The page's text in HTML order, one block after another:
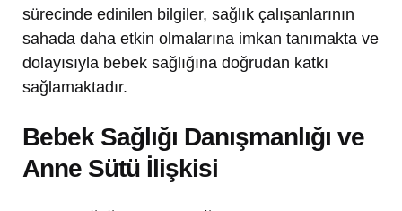
sürecinde edinilen bilgiler, sağlık çalışanlarının
sahada daha etkin olmalarına imkan tanımakta ve
dolayısıyla bebek sağlığına doğrudan katkı
sağlamaktadır.
Bebek Sağlığı Danışmanlığı ve
Anne Sütü İlişkisi